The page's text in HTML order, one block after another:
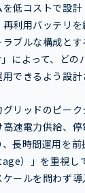
低コストで設
利用バッテリ
ブルな構成と
によって、どの
できるよう設計
リッドのピー
速電力供給、
長時間運用を
）」を重視し
ールを問わず